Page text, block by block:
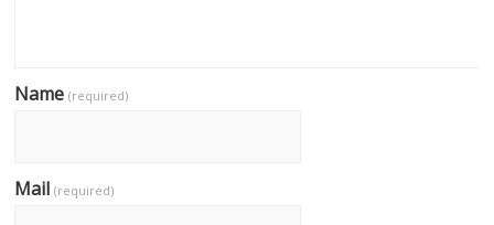
Name(required)
Mail(required)